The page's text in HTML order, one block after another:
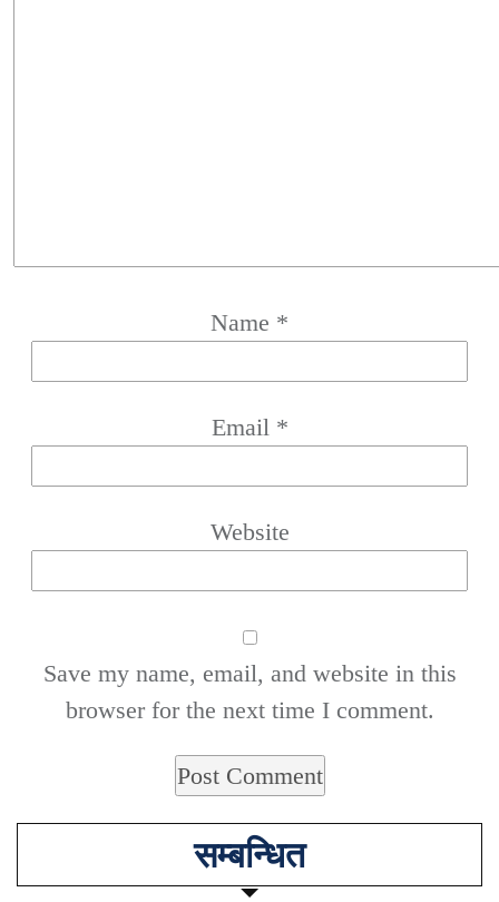
Name *
Email *
Website
Save my name, email, and website in this
browser for the next time I comment.
सम्बन्धित